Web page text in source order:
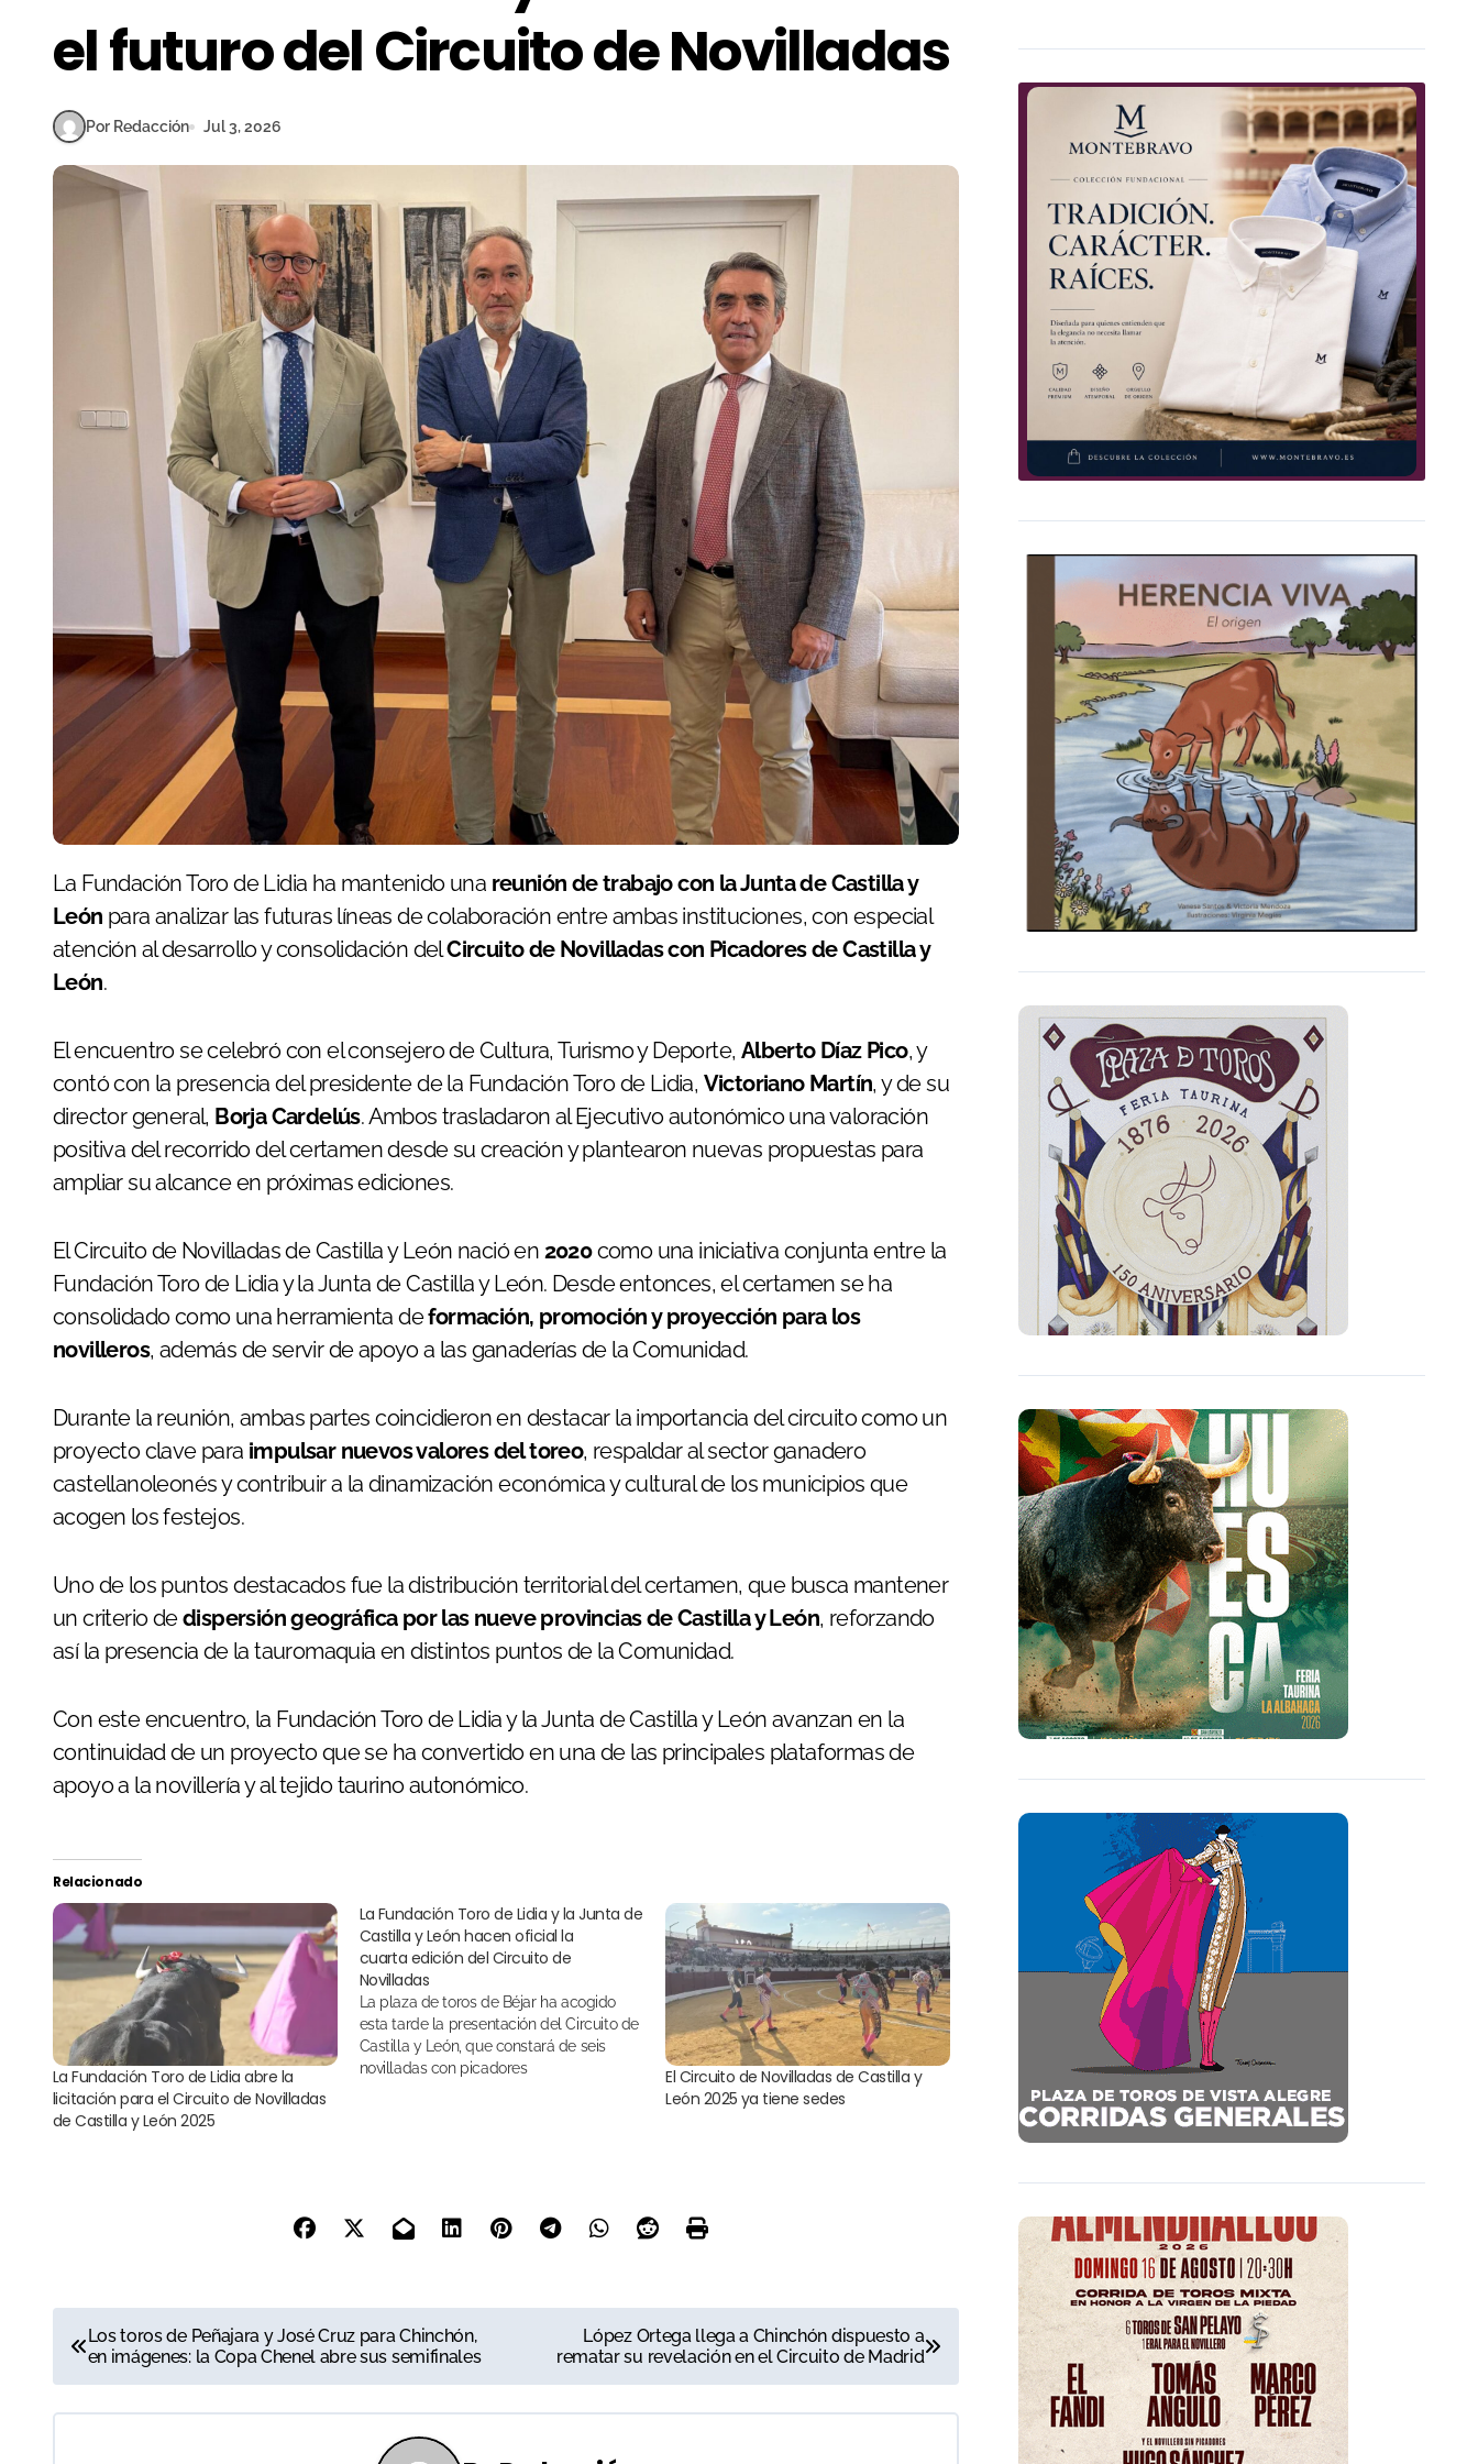
el futuro del Circuito de Novilladas
Por Redacción Jul 3, 2026
La Fundación Toro de Lidia ha mantenido una reunión de trabajo con la Junta de Castilla y
León para analizar las futuras líneas de colaboración entre ambas instituciones, con especial
atención al desarrollo y consolidación delCircuito de Novilladas con Picadores de Castilla y
León.
El encuentro se celebró con el consejero de Cultura, Turismo y Deporte, Alberto Díaz Pico, y
contó con la presencia del presidente de la Fundación Toro de Lidia, Victoriano Martín, y de su
director general, Borja Cardelús. Ambos trasladaron al Ejecutivo autonómico una valoración
positiva del recorrido del certamen desde su creación y plantearon nuevas propuestas para
ampliar su alcance en próximas ediciones.
El Circuito de Novilladas de Castilla y León nació en 2020como una iniciativa conjunta entre la
Fundación Toro de Lidia y la Junta de Castilla y León. Desde entonces, el certamen se ha
consolidado como una herramienta deformación, promoción y proyección para los
novilleros, además de servir de apoyo a las ganaderías de la Comunidad.
Durante la reunión, ambas partes coincidieron en destacar la importancia del circuito como un
proyecto clave para impulsar nuevos valores del toreo, respaldar al sector ganadero
castellanoleonés y contribuir a la dinamización económica y cultural de los municipios que
acogen los festejos.
Uno de los puntos destacados fue la distribución territorial del certamen, que busca mantener
un criterio dedispersión geográfica por las nueve provincias de Castilla y León, reforzando
así la presencia de la tauromaquia en distintos puntos de la Comunidad.
Con este encuentro, la Fundación Toro de Lidia y la Junta de Castilla y León avanzan en la
continuidad de un proyecto que se ha convertido en una de las principales plataformas de
apoyo a la novillería y al tejido taurino autonómico.
Relacionado
La Fundación Toro de Lidia abre la
licitación para el Circuito de Novilladas
de Castilla y León 2025
La Fundación Toro de Lidia y la Junta de
Castilla y León hacen oficial la
cuarta edición del Circuito de
Novilladas
La plaza de toros de Béjar ha acogido
esta tarde la presentación del Circuito de
Castilla y León, que constará de seis
novilladas con picadores
El Circuito de Novilladas de Castilla y
León 2025 ya tiene sedes
N
a
v
Los toros de Peñajara y José Cruz para Chinchón,
en imágenes: la Copa Chenel abre sus semifinales
López Ortega llega a Chinchón dispuesto a
rematar su revelación en el Circuito de Madrid